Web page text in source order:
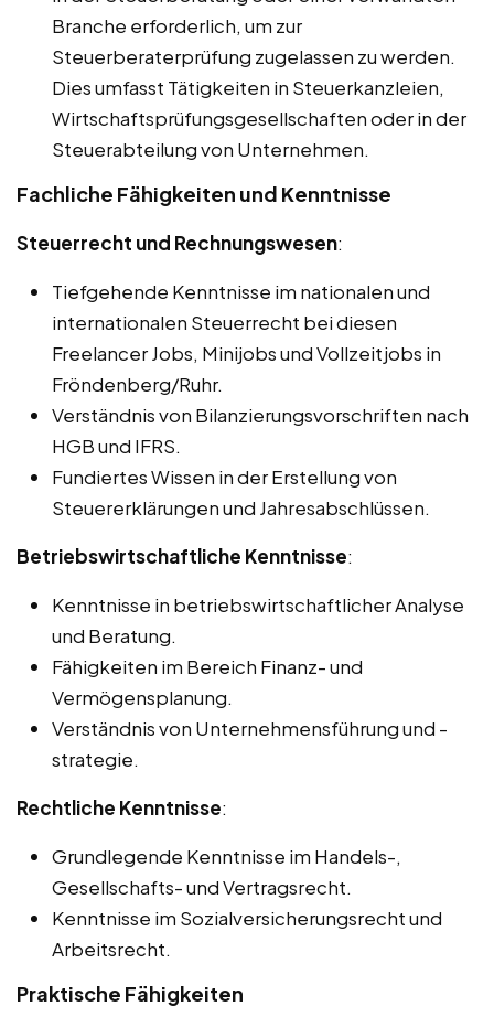
Branche erforderlich, um zur
Steuerberaterprüfung zugelassen zu werden.
Dies umfasst Tätigkeiten in Steuerkanzleien,
Wirtschaftsprüfungsgesellschaften oder in der
Steuerabteilung von Unternehmen.
Fachliche Fähigkeiten und Kenntnisse
Steuerrecht und Rechnungswesen:
Tiefgehende Kenntnisse im nationalen und
internationalen Steuerrecht bei diesen
Freelancer Jobs, Minijobs und Vollzeitjobs in
Fröndenberg/Ruhr.
Verständnis von Bilanzierungsvorschriften nach
HGB und IFRS.
Fundiertes Wissen in der Erstellung von
Steuererklärungen und Jahresabschlüssen.
Betriebswirtschaftliche Kenntnisse:
Kenntnisse in betriebswirtschaftlicher Analyse
und Beratung.
Fähigkeiten im Bereich Finanz- und
Vermögensplanung.
Verständnis von Unternehmensführung und -
strategie.
Rechtliche Kenntnisse:
Grundlegende Kenntnisse im Handels-,
Gesellschafts- und Vertragsrecht.
Kenntnisse im Sozialversicherungsrecht und
Arbeitsrecht.
Praktische Fähigkeiten